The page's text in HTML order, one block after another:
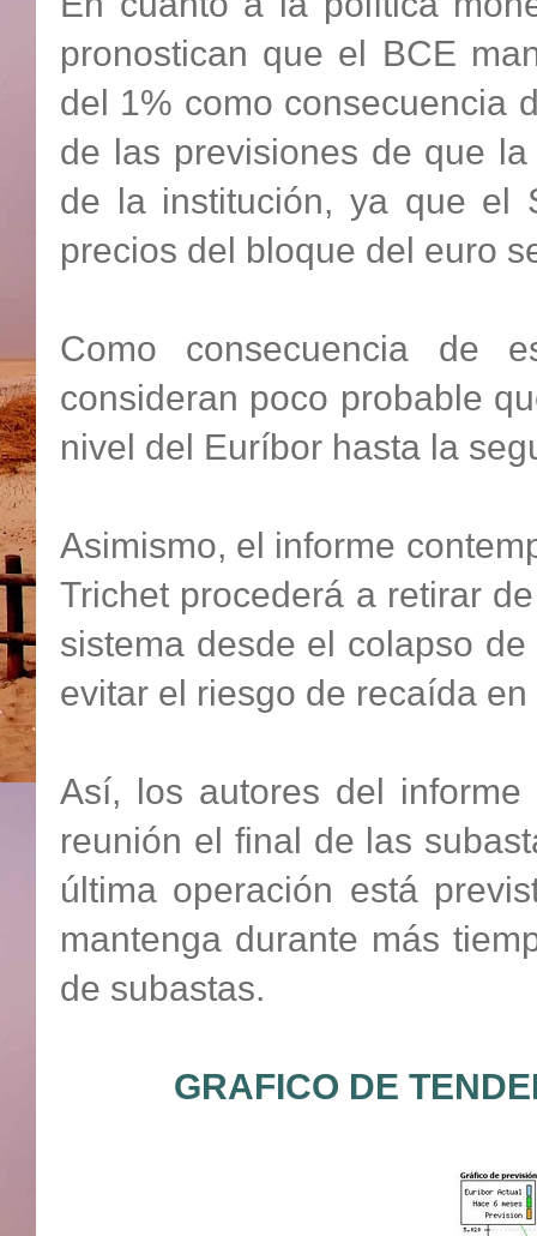
pronostican que el BCE
del 1% como consecuencia
de las previsiones de que
de la institución, ya que el
precios del bloque del euro
Como consecuencia de
consideran poco probable
nivel del Euríbor hasta la
Asimismo, el informe
Trichet procederá a retirar
sistema desde el colapso
evitar el riesgo de recaída
Así, los autores del
reunión el final de las
última operación está
mantenga durante más
de subastas.
GRAFICO DE